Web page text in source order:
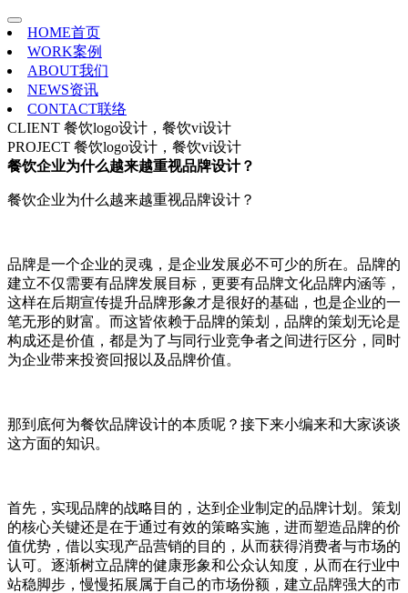
HOME首页
WORK案例
ABOUT我们
NEWS资讯
CONTACT联络
CLIENT 餐饮logo设计，餐饮vi设计
PROJECT 餐饮logo设计，餐饮vi设计
餐饮企业为什么越来越重视品牌设计？
餐饮企业为什么越来越重视品牌设计？
品牌是一个企业的灵魂，是企业发展必不可少的所在。品牌的
建立不仅需要有品牌发展目标，更要有品牌文化品牌内涵等，
这样在后期宣传提升品牌形象才是很好的基础，也是企业的一
笔无形的财富。而这皆依赖于品牌的策划，品牌的策划无论是
构成还是价值，都是为了与同行业竞争者之间进行区分，同时
为企业带来投资回报以及品牌价值。
那到底何为餐饮品牌设计的本质呢？接下来小编来和大家谈谈
这方面的知识。
首先，实现品牌的战略目的，达到企业制定的品牌计划。策划
的核心关键还是在于通过有效的策略实施，进而塑造品牌的价
值优势，借以实现产品营销的目的，从而获得消费者与市场的
认可。逐渐树立品牌的健康形象和公众认知度，从而在行业中
站稳脚步，慢慢拓展属于自己的市场份额，建立品牌强大的市